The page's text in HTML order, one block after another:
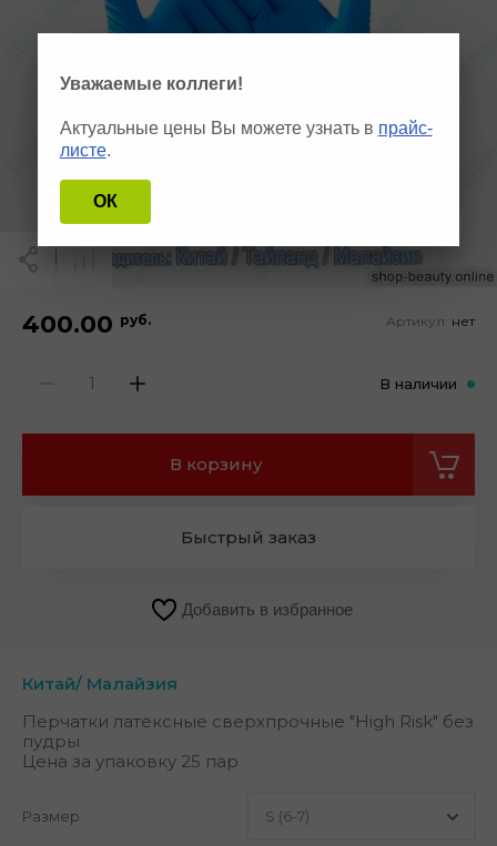
Китай/ Малайзия
Перчатки латексные сверхпрочные "High Risk" без
пудры
Цена за упаковку 25 пар
Размер
400.00 руб. Артикул: нет
В наличии
В корзину
Быстрый заказ
Добавить в избранное
Уважаемые коллеги!
Актуальные цены Вы можете узнать в прайс-
листе.
ОК